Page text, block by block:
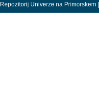
Repozitorij Univerze na Primorskem |